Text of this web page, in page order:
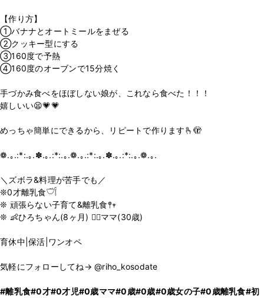
【作り方】
①バナナとオートミールをまぜる
②クッキー型にする
③160度で予熱
④160度のオーブンで15分焼く
手づかみ食べをほぼしない娘が、これなら食べた！！！
嬉しいい😫💗💗
めっちゃ簡単にできるから、リピートで作ります🫰🫣
❁.｡.:*:.｡.✽.｡.:*:.｡.❁.｡.:*:.｡.✽.｡.:*:.｡.❁.｡.
＼ズボラ&料理が苦手でも／
❊0才離乳食𓎩𓌉
❊ 頑張らない子育て&離乳食𖤣𖥧
❊ 👶ひろちゃん(8ヶ月) 🙎‍♀️ママ(30歳)
育休中|保活|ワンオペ
気軽にフォローしてね→ @riho_kosodate
#離乳食#0才#0才児#0歳ママ#0歳#0歳#0歳女の子#0歳離乳食#初